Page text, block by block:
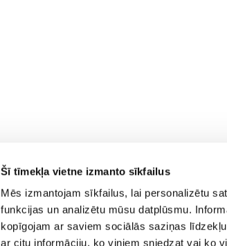
Šī tīmekļa vietne izmanto sīkfailus
Mēs izmantojam sīkfailus, lai personalizētu
funkcijas un analizētu mūsu datplūsmu.
kopīgojam ar saviem sociālās saziņas
ar citu informāciju, ko viņiem sniedzat vai ko